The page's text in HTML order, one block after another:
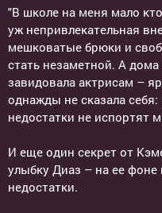
"В школе на меня мало
уж непривлекательная
мешковатые брюки и
стать незаметной. А
завидовала актрисам –
однажды не сказала себя:
недостатки не испортят
И еще один секрет от
улыбку Диаз – на ее
недостатки.